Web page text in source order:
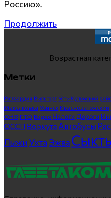
Россию».
Продолжить
Возрастная
Метки
Росгвардия Выльгорт Усть-Куломский
Максаковка Усинск Краснозатонский
ОНФ ГТО Видео Налоги Дороги
ФССП Воркута Автобусы
ЛыжиУхта Эжва